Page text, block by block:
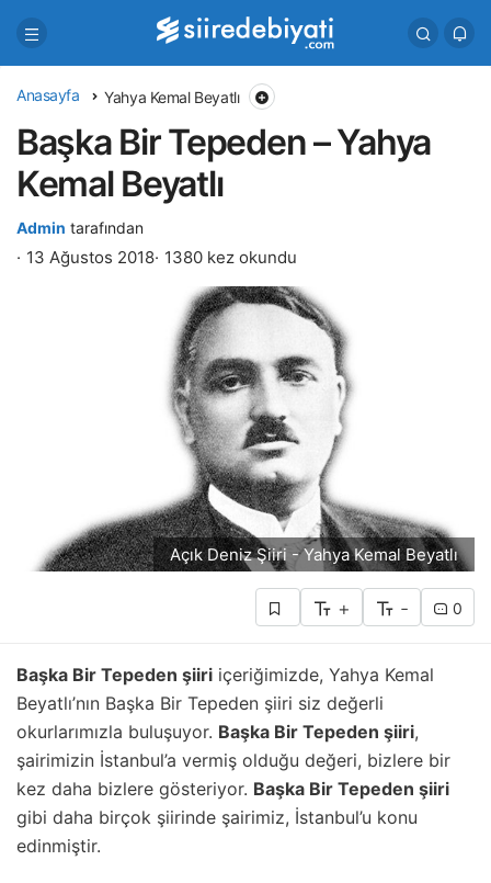
Anasayfa Yahya Kemal Beyatlı
Başka Bir Tepeden – Yahya
Kemal Beyatlı
Admin tarafından
13 Ağustos 2018 1380 kez okundu
Açık Deniz Şiiri - Yahya Kemal Beyatlı
+ - 0
Başka Bir Tepeden şiiri içeriğimizde, Yahya Kemal
Beyatlı’nın Başka Bir Tepeden şiiri siz değerli
okurlarımızla buluşuyor. Başka Bir Tepeden şiiri,
şairimizin İstanbul’a vermiş olduğu değeri, bizlere bir
kez daha bizlere gösteriyor. Başka Bir Tepeden şiiri
gibi daha birçok şiirinde şairimiz, İstanbul’u konu
edinmiştir.